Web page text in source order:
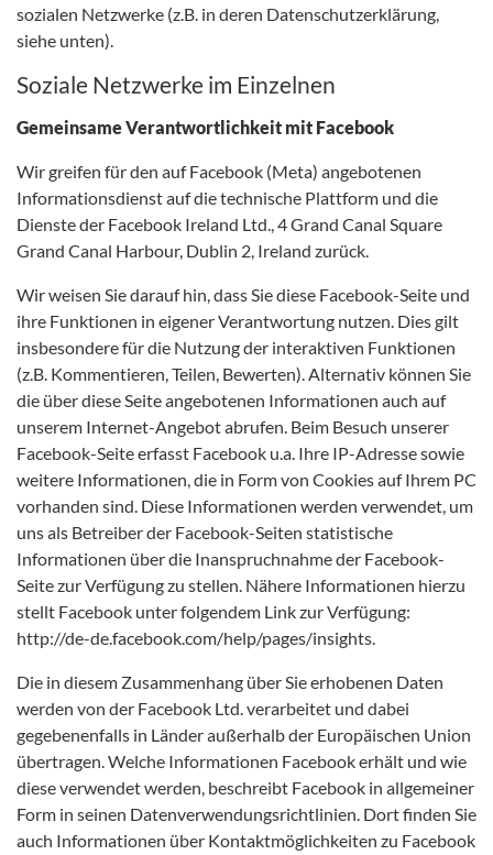
sozialen Netzwerke (z.B. in deren Datenschutzerklärung,
siehe unten).
Soziale Netzwerke im Einzelnen
Gemeinsame Verantwortlichkeit mit Facebook
Wir greifen für den auf Facebook (Meta) angebotenen
Informationsdienst auf die technische Plattform und die
Dienste der Facebook Ireland Ltd., 4 Grand Canal Square
Grand Canal Harbour, Dublin 2, Ireland zurück.
Wir weisen Sie darauf hin, dass Sie diese Facebook-Seite und
ihre Funktionen in eigener Verantwortung nutzen. Dies gilt
insbesondere für die Nutzung der interaktiven Funktionen
(z.B. Kommentieren, Teilen, Bewerten). Alternativ können Sie
die über diese Seite angebotenen Informationen auch auf
unserem Internet-Angebot abrufen. Beim Besuch unserer
Facebook-Seite erfasst Facebook u.a. Ihre IP-Adresse sowie
weitere Informationen, die in Form von Cookies auf Ihrem PC
vorhanden sind. Diese Informationen werden verwendet, um
uns als Betreiber der Facebook-Seiten statistische
Informationen über die Inanspruchnahme der Facebook-
Seite zur Verfügung zu stellen. Nähere Informationen hierzu
stellt Facebook unter folgendem Link zur Verfügung:
http://de-de.facebook.com/help/pages/insights.
Die in diesem Zusammenhang über Sie erhobenen Daten
werden von der Facebook Ltd. verarbeitet und dabei
gegebenenfalls in Länder außerhalb der Europäischen Union
übertragen. Welche Informationen Facebook erhält und wie
diese verwendet werden, beschreibt Facebook in allgemeiner
Form in seinen Datenverwendungsrichtlinien. Dort finden Sie
auch Informationen über Kontaktmöglichkeiten zu Facebook